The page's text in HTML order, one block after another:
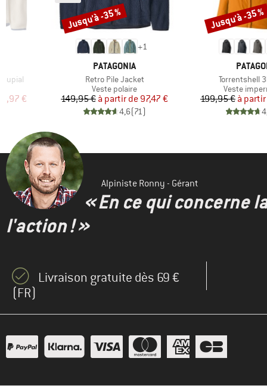
€
+1
MARQUE
PATAGONIA
Article
Retro Pile Jacket
Product group
Veste polaire
Prix
149,95 € Prix réduit
à partir de 97,47 €
4,6(71)
Remise
Jusqu'à -35 %
Article
Torrentshell
Product
Veste
199,95 € à
Remise
Jusqu'à -35 %
Alpiniste Ronny - Gérant
« En ce qui concerne
l'action ! »
Livraison gratuite dès 69 €
(FR)